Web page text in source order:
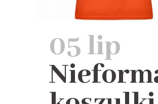
05 lip